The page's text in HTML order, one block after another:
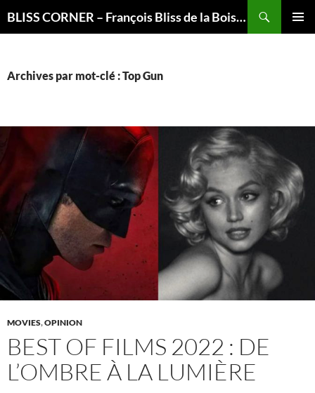
BLISS CORNER – François Bliss de la Boissière is here
Archives par mot-clé : Top Gun
MOVIES,OPINION
BEST OF FILMS 2022 : DE
L’OMBRE À LA LUMIÈRE